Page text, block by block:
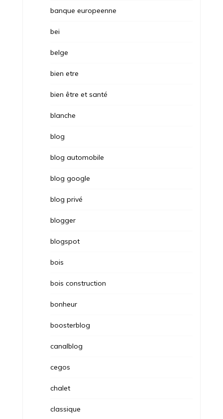
banque europeenne
bei
belge
bien etre
bien être et santé
blanche
blog
blog automobile
blog google
blog privé
blogger
blogspot
bois
bois construction
bonheur
boosterblog
canalblog
cegos
chalet
classique